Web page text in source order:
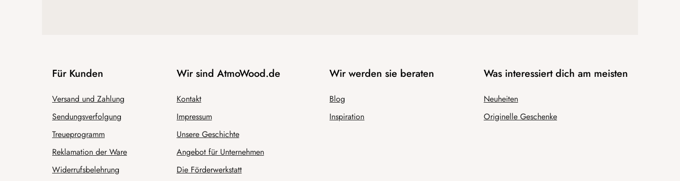
Für Kunden
Versand und Zahlung
Sendungsverfolgung
Treueprogramm
Reklamation der Ware
Widerrufsbelehrung
Wir sind AtmoWood.de
Kontakt
Impressum
Unsere Geschichte
Angebot für Unternehmen
Die Förderwerkstatt
Wir werden sie beraten
Blog
Inspiration
Was interessiert dich am meisten
Neuheiten
Originelle Geschenke